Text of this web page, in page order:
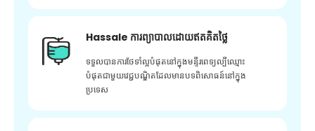
Hassale ការព្យាបាលដោយឥតគិតថ្លៃ
ទទួលបានការថែទាំល្អបំផុតនៅក្នុងមន្ទីរពេទ្យល្បីឈ្មោះ
បំផុតជាមួយវេជ្ជបណ្ឌិតដែលមានបទពិសោធន៍នៅក្នុង
ប្រទេស